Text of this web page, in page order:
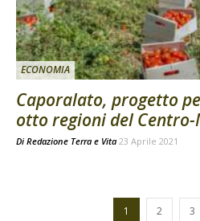
ECONOMIA
Caporalato, progetto
otto regioni del
Di Redazione Terra e Vita 23 Aprile 2021
1 2 3